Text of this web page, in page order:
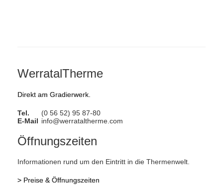
WerratalTherme
Direkt am Gradierwerk.
Tel.
(0 56 52) 95 87-80
E-Mail info@werrataltherme.com
Öffnungszeiten
Informationen rund um den Eintritt in die Thermenwelt.
> Preise & Öffnungszeiten